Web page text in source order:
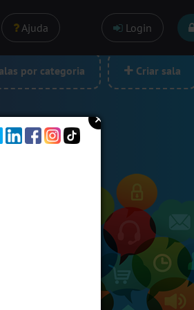
Ajuda Login
por categoria
Criar sala